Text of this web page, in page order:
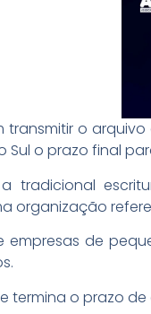
transmitir o
Sul o prazo final
a tradicional
organização
empresas de
termina o prazo de